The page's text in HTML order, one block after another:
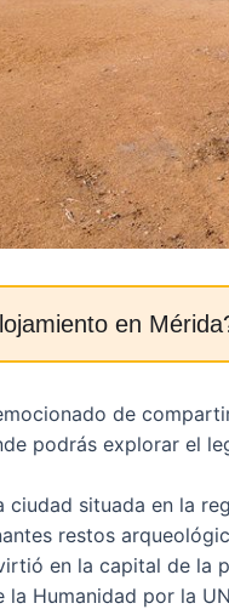
en
de
podrás explorar el
ciudad situada en la
restos
en la capital de la
la Humanidad por la